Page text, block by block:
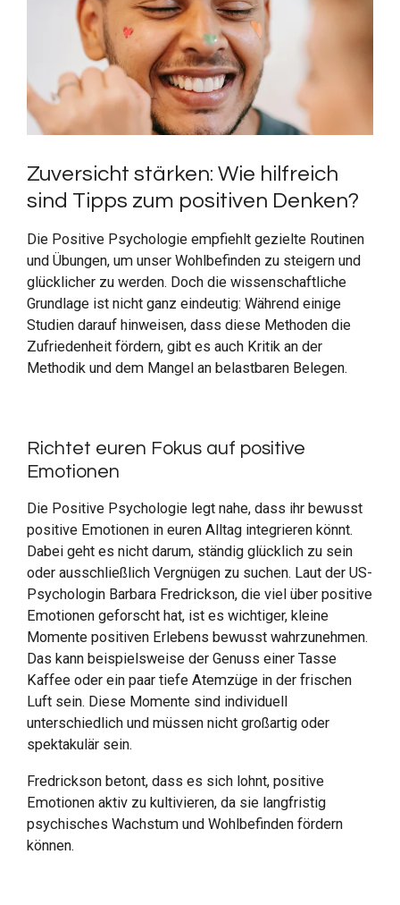
Zuversicht stärken: Wie hilfreich
sind Tipps zum positiven Denken?
Die Positive Psychologie empfiehlt gezielte Routinen
und Übungen, um unser Wohlbefinden zu steigern und
glücklicher zu werden. Doch die wissenschaftliche
Grundlage ist nicht ganz eindeutig: Während einige
Studien darauf hinweisen, dass diese Methoden die
Zufriedenheit fördern, gibt es auch Kritik an der
Methodik und dem Mangel an belastbaren Belegen.
Richtet euren Fokus auf positive
Emotionen
Die Positive Psychologie legt nahe, dass ihr bewusst
positive Emotionen in euren Alltag integrieren könnt.
Dabei geht es nicht darum, ständig glücklich zu sein
oder ausschließlich Vergnügen zu suchen. Laut der US-
Psychologin Barbara Fredrickson, die viel über positive
Emotionen geforscht hat, ist es wichtiger, kleine
Momente positiven Erlebens bewusst wahrzunehmen.
Das kann beispielsweise der Genuss einer Tasse
Kaffee oder ein paar tiefe Atemzüge in der frischen
Luft sein. Diese Momente sind individuell
unterschiedlich und müssen nicht großartig oder
spektakulär sein.
Fredrickson betont, dass es sich lohnt, positive
Emotionen aktiv zu kultivieren, da sie langfristig
psychisches Wachstum und Wohlbefinden fördern
können.